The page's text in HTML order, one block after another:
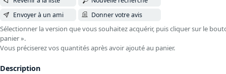
Envoyer à un ami
Donner votre avis
Sélectionner la version que vous souhaitez acquérir, puis cliquer sur le
panier ».
Vous préciserez vos quantités après avoir ajouté au panier.
Description